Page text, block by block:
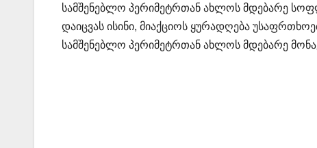
სამშენებლო პერიმეტრთან ახლოს მდებარე
დაიცვას ისინი, მიაქციოს ყურადღება
სამშენებლო პერიმეტრთან ახლოს მდებარე